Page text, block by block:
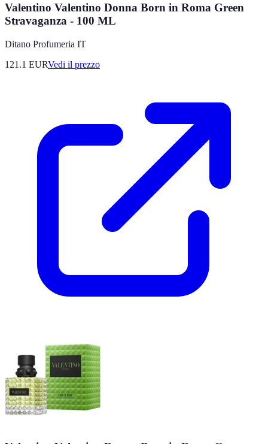
Valentino Valentino Donna Born in Roma Green
Stravaganza - 100 ML
Ditano Profumeria IT
121.1 EURVedi il prezzo